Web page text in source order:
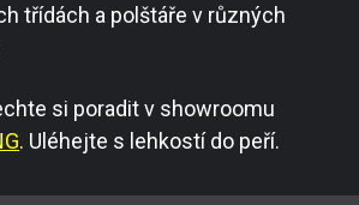
třídách a polštáře v různých
si poradit v showroomu
. Uléhejte s lehkostí do peří.